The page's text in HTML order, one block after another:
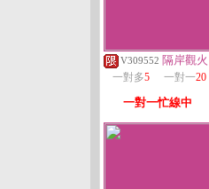
V309552 隔岸觀火
一對多5 一對一20
一對一忙線中